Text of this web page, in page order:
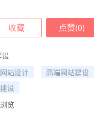
收藏 点赞(0)
设
站设计
高端网站建设
设
览